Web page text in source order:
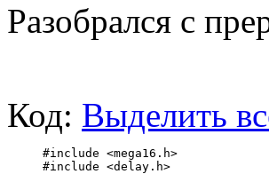
Разобрался с
Код: Выделить
#include <mega16.h>
#include <delay.h>